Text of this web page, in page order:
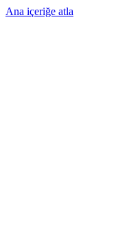
Ana içeriğe atla